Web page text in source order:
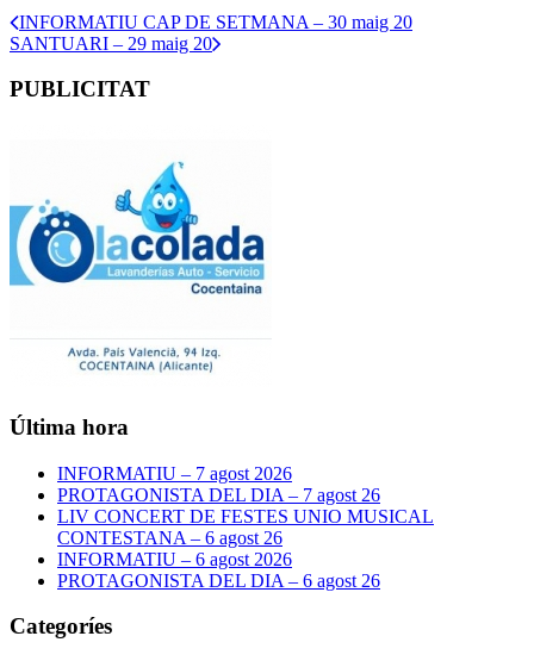
INFORMATIU CAP DE SETMANA – 30 maig 20
SANTUARI – 29 maig 20
PUBLICITAT
Última hora
INFORMATIU – 7 agost 2026
PROTAGONISTA DEL DIA – 7 agost 26
LIV CONCERT DE FESTES UNIO MUSICAL
CONTESTANA – 6 agost 26
INFORMATIU – 6 agost 2026
PROTAGONISTA DEL DIA – 6 agost 26
Categoríes